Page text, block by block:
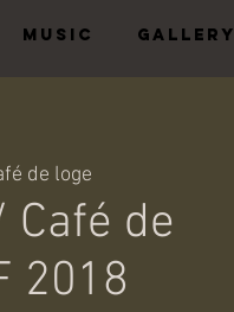
MUSIC GALLERY
de loge
de
2018